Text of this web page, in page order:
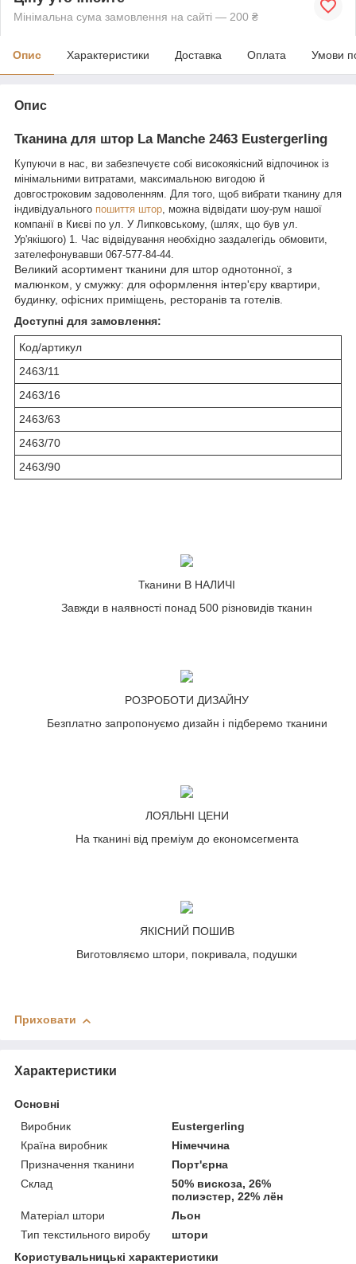
Мінімальна сума замовлення на сайті — 200 ₴
Опис Характеристики Доставка Оплата Умови
Опис
Тканина для штор La Manche 2463 Eustergerling
Купуючи в нас, ви забезпечуєте собі високоякісний відпочинок із
мінімальними витратами, максимальною вигодою й
довгостроковим задоволенням. Для того, щоб вибрати тканину для
індивідуального пошиття штор , можна відвідати шоу-рум нашої
компанії в Києві по ул. У Липковському, (шлях, що був ул.
Ур'якішого) 1. Час відвідування необхідно заздалегідь обмовити,
зателефонувавши 067-577-84-44
Великий асортимент тканини для штор однотонної, з
малюнком, у смужку: для оформлення інтер'єру квартири,
будинку, офісних приміщень, ресторанів та готелів.
Доступні для замовлення:
Код/артикул
2463/11
2463/16
2463/63
2463/70
2463/90
Тканини В НАЛИЧІ
Завжди в наявності понад 500 різновидів тканин
РОЗРОБОТИ ДИЗАЙНУ
Безплатно запропонуємо дизайн і підберемо тканини
ЛОЯЛЬНІ ЦЕНИ
На тканині від преміум до економсегмента
ЯКІСНИЙ ПОШИВ
Виготовляємо штори, покривала, подушки
Приховати
Характеристики
Основні
Виробник
Eustergerling
Країна виробник
Німеччина
Призначення тканини
Порт'єрна
Склад
50% вискоза, 26%
полиэстер, 22% лён
Матеріал штори
Льон
Тип текстильного виробу
штори
Користувальницькі характеристики